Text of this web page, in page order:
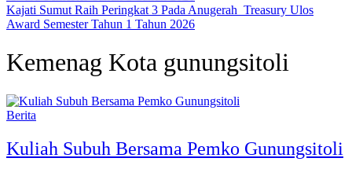
Kajati Sumut Raih Peringkat 3 Pada Anugerah Treasury Ulos
Award Semester Tahun 1 Tahun 2026
Kemenag Kota gunungsitoli
Berita
Kuliah Subuh Bersama Pemko Gunungsitoli